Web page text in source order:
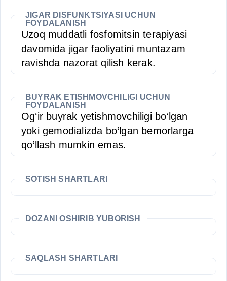
JIGAR DISFUNKTSIYASI UCHUN
FOYDALANISH
Uzoq muddatli fosfomitsin terapiyasi
davomida jigar faoliyatini muntazam
ravishda nazorat qilish kerak.
BUYRAK ETISHMOVCHILIGI UCHUN
FOYDALANISH
Og‘ir buyrak yetishmovchiligi bo‘lgan
yoki gemodializda bo‘lgan bemorlarga
qo‘llash mumkin emas.
SOTISH SHARTLARI
DOZANI OSHIRIB YUBORISH
SAQLASH SHARTLARI